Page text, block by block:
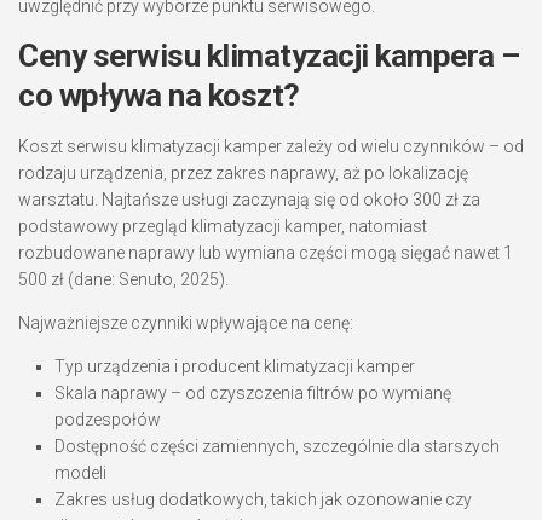
uwzględnić przy wyborze punktu serwisowego.
Ceny serwisu klimatyzacji kampera –
co wpływa na koszt?
Koszt serwisu klimatyzacji kamper zależy od wielu czynników – od
rodzaju urządzenia, przez zakres naprawy, aż po lokalizację
warsztatu. Najtańsze usługi zaczynają się od około 300 zł za
podstawowy przegląd klimatyzacji kamper, natomiast
rozbudowane naprawy lub wymiana części mogą sięgać nawet 1
500 zł (dane: Senuto, 2025).
Najważniejsze czynniki wpływające na cenę:
Typ urządzenia i producent klimatyzacji kamper
Skala naprawy – od czyszczenia filtrów po wymianę
podzespołów
Dostępność części zamiennych, szczególnie dla starszych
modeli
Zakres usług dodatkowych, takich jak ozonowanie czy